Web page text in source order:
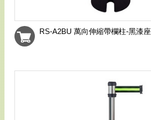
RS-A2BU 萬向伸縮帶欄柱-黑漆座